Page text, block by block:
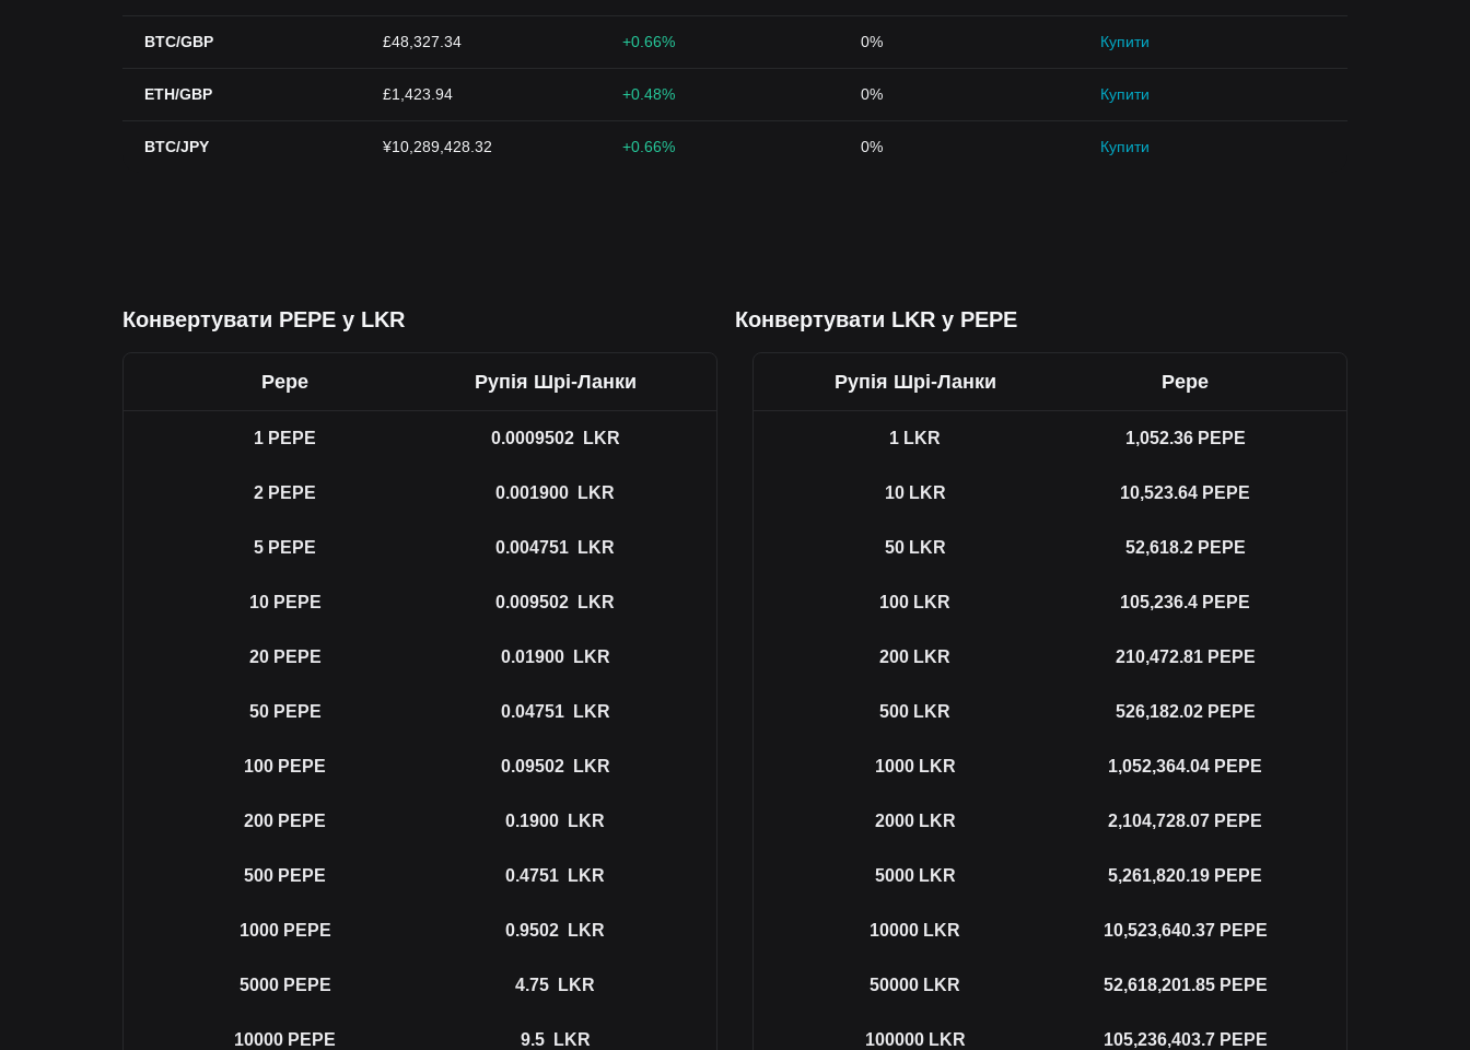
BTC/GBP £48,327.34 +0.66% 0% Купити
ETH/GBP £1,423.94 +0.48% 0% Купити
BTC/JPY ¥10,289,428.32 +0.66% 0% Купити
Конвертувати PEPE у LKR Конвертувати LKR у PEPE
Pepe Рупія Шрі-Ланки
1 PEPE 0.0009502 LKR
2 PEPE 0.001900 LKR
5 PEPE 0.004751 LKR
10 PEPE 0.009502 LKR
20 PEPE 0.01900 LKR
50 PEPE 0.04751 LKR
100 PEPE 0.09502 LKR
200 PEPE 0.1900 LKR
500 PEPE 0.4751 LKR
1000 PEPE 0.9502 LKR
5000 PEPE 4.75 LKR
10000 PEPE 9.5 LKR
Рупія Шрі-Ланки Pepe
1 LKR 1,052.36 PEPE
10 LKR 10,523.64 PEPE
50 LKR 52,618.2 PEPE
100 LKR 105,236.4 PEPE
200 LKR 210,472.81 PEPE
500 LKR 526,182.02 PEPE
1000 LKR 1,052,364.04 PEPE
2000 LKR 2,104,728.07 PEPE
5000 LKR 5,261,820.19 PEPE
10000 LKR 10,523,640.37 PEPE
50000 LKR 52,618,201.85 PEPE
100000 LKR 105,236,403.7 PEPE